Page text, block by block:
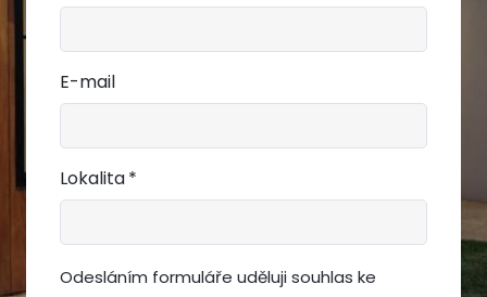
E-mail
Lokalita*
Odesláním formuláře uděluji souhlas ke